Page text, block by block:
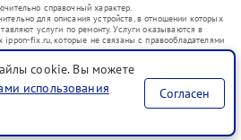
справочный характер.
для описания устройств, в отношении которых
услуги по ремонту. Услуги оказываются в
ippon-fix.ru, которые не связаны с правообладателями
представителями.
уже введенных в гражданский оборот в соответствии
цели индивидуализации услуг или введения
для информирования о предоставляемых услугах по
является публичной офертой, определяемой
кодекса РФ
cookie. Вы можете
использования
Согласен